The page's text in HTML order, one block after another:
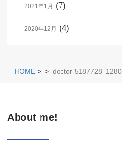
2021年1月 (7)
2020年12月 (4)
HOME > > doctor-5187728_1280
About me!